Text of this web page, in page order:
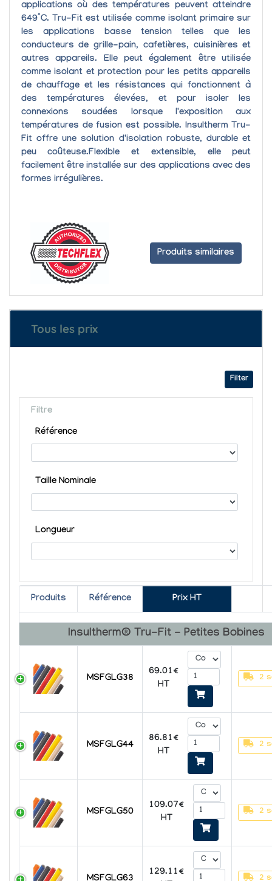
applications où des températures peuvent atteindre
649°C. Tru-Fit est utilisée comme isolant primaire sur
les applications basse tensiontelles que les
conducteurs de grille-pain, cafetières, cuisinières et
autres appareils. Elle peut également être utilisée
commeisolant et protection pour les petits appareils
de chauffage et les résistances qui fonctionnent à
des températures élevées, et pour isoler les
connexions soudées lorsque l'exposition aux
températures de fusion est possible. Insultherm Tru-
Fit offre unesolution d'isolation robuste, durable et
peu coûteuse.Flexible et extensible, elle peut
facilement être installée sur des applications avec des
formes irrégulières.
Produits similaires
Tous les prix
Filter
Filtre
Référence
Taille Nominale
Longueur
Produits Référence Prix HT
Insultherm® Tru-Fit - Petites Bobines
MSFGLG38
69.01€
HT
2
MSFGLG44
86.81€
HT
2
MSFGLG50
109.07€
HT
2
129.11€
2